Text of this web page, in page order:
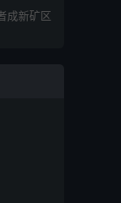
成新矿区